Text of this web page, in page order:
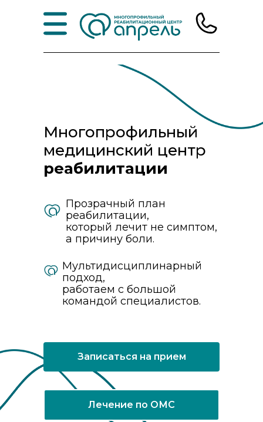
Многопрофильный
медицинский центр
реабилитации
Лечение по ОМС
Записаться на прием
Мультидисциплинарный
подход,
работаем с большой
командой специалистов.
Прозрачный план
реабилитации,
который лечит не симптом,
а причину боли.